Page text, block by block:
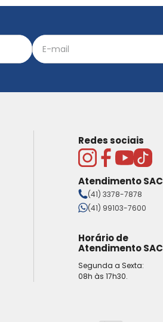
Redes sociais
Atendimento SAC
(41) 3378-7878
(41) 99103-7600
Horário de
Atendimento SAC
Segunda a Sexta:
08h às 17h30.